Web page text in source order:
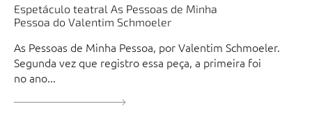
Espetáculo teatral As Pessoas de Minha
Pessoa do Valentim Schmoeler
As Pessoas de Minha Pessoa, por Valentim Schmoeler.
Segunda vez que registro essa peça, a primeira foi
no ano...